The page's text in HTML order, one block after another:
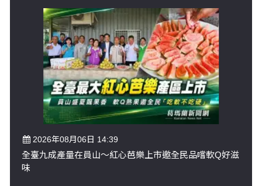
2026年08月06日 14:39
全臺九成產量在員山～紅心芭樂上市邀全民品嚐軟Q好滋
味